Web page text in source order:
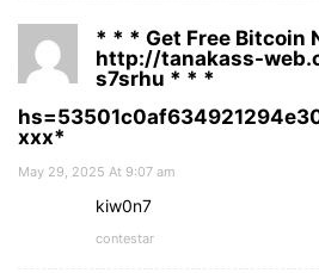
* * * Get Free Bitcoin
http://tanakass-
s7srhu * * *
ххх*
May 29, 2025 At 9:07 am
kiw0n7
contestar